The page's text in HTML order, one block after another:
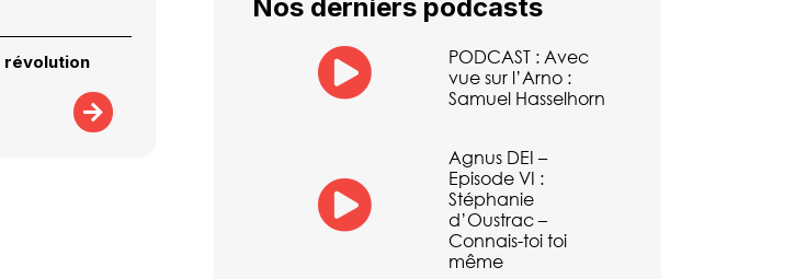
révolution
Nos derniers podcasts
PODCAST : Avec
vue sur l’Arno :
Samuel Hasselhorn
Agnus DEI –
Episode VI :
Stéphanie
d’Oustrac –
Connais-toi toi
même